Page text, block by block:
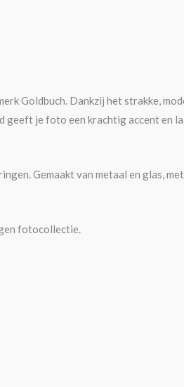
Goldbuch. Dankzij het strakke,
geeft je foto een krachtig accent en
Gemaakt van metaal en glas,
fotocollectie.